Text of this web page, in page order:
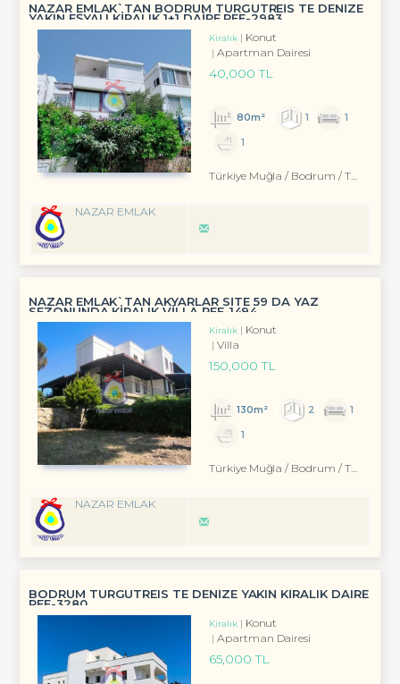
NAZAR EMLAK`TAN BODRUM TURGUTREİS TE DENİZE
YAKIN EŞYALI KİRALIK 1+1 DAİRE REF-2983
Kiralık
Konut
Apartman Dairesi
40,000 TL
80m² 1
1
1
Türkiye Muğla / Bodrum / Turgutreis
NAZAR EMLAK
NAZAR EMLAK`TAN AKYARLAR SİTE 59 DA YAZ
SEZONUNDA KİRALIK VİLLA REF-1494
Kiralık
Konut
Villa
150,000 TL
130m² 2
1
1
Türkiye Muğla / Bodrum / Turgutreis
NAZAR EMLAK
BODRUM TURGUTREIS TE DENİZE YAKIN KİRALIK DAIRE
REF-3280
Kiralık
Konut
Apartman Dairesi
65,000 TL